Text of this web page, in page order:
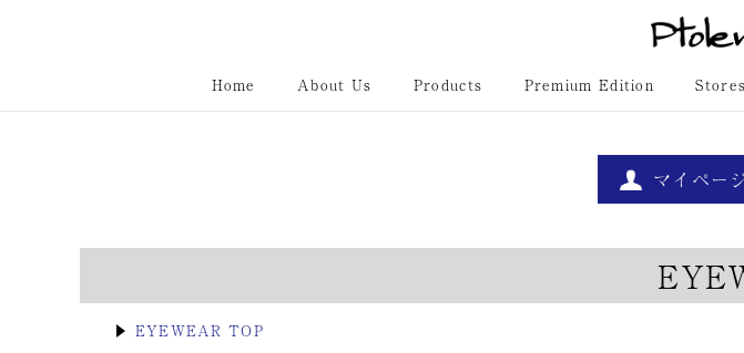
Home About Us Products Premium Edition Stores
マイペー
▶ EYEWEAR TOP